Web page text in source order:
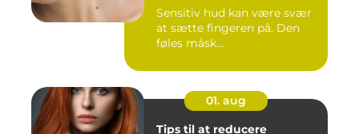
Sensitiv hud kan være svær
at sætte fingeren på. Den
føles måsk...
01. aug
Tips til at reducere